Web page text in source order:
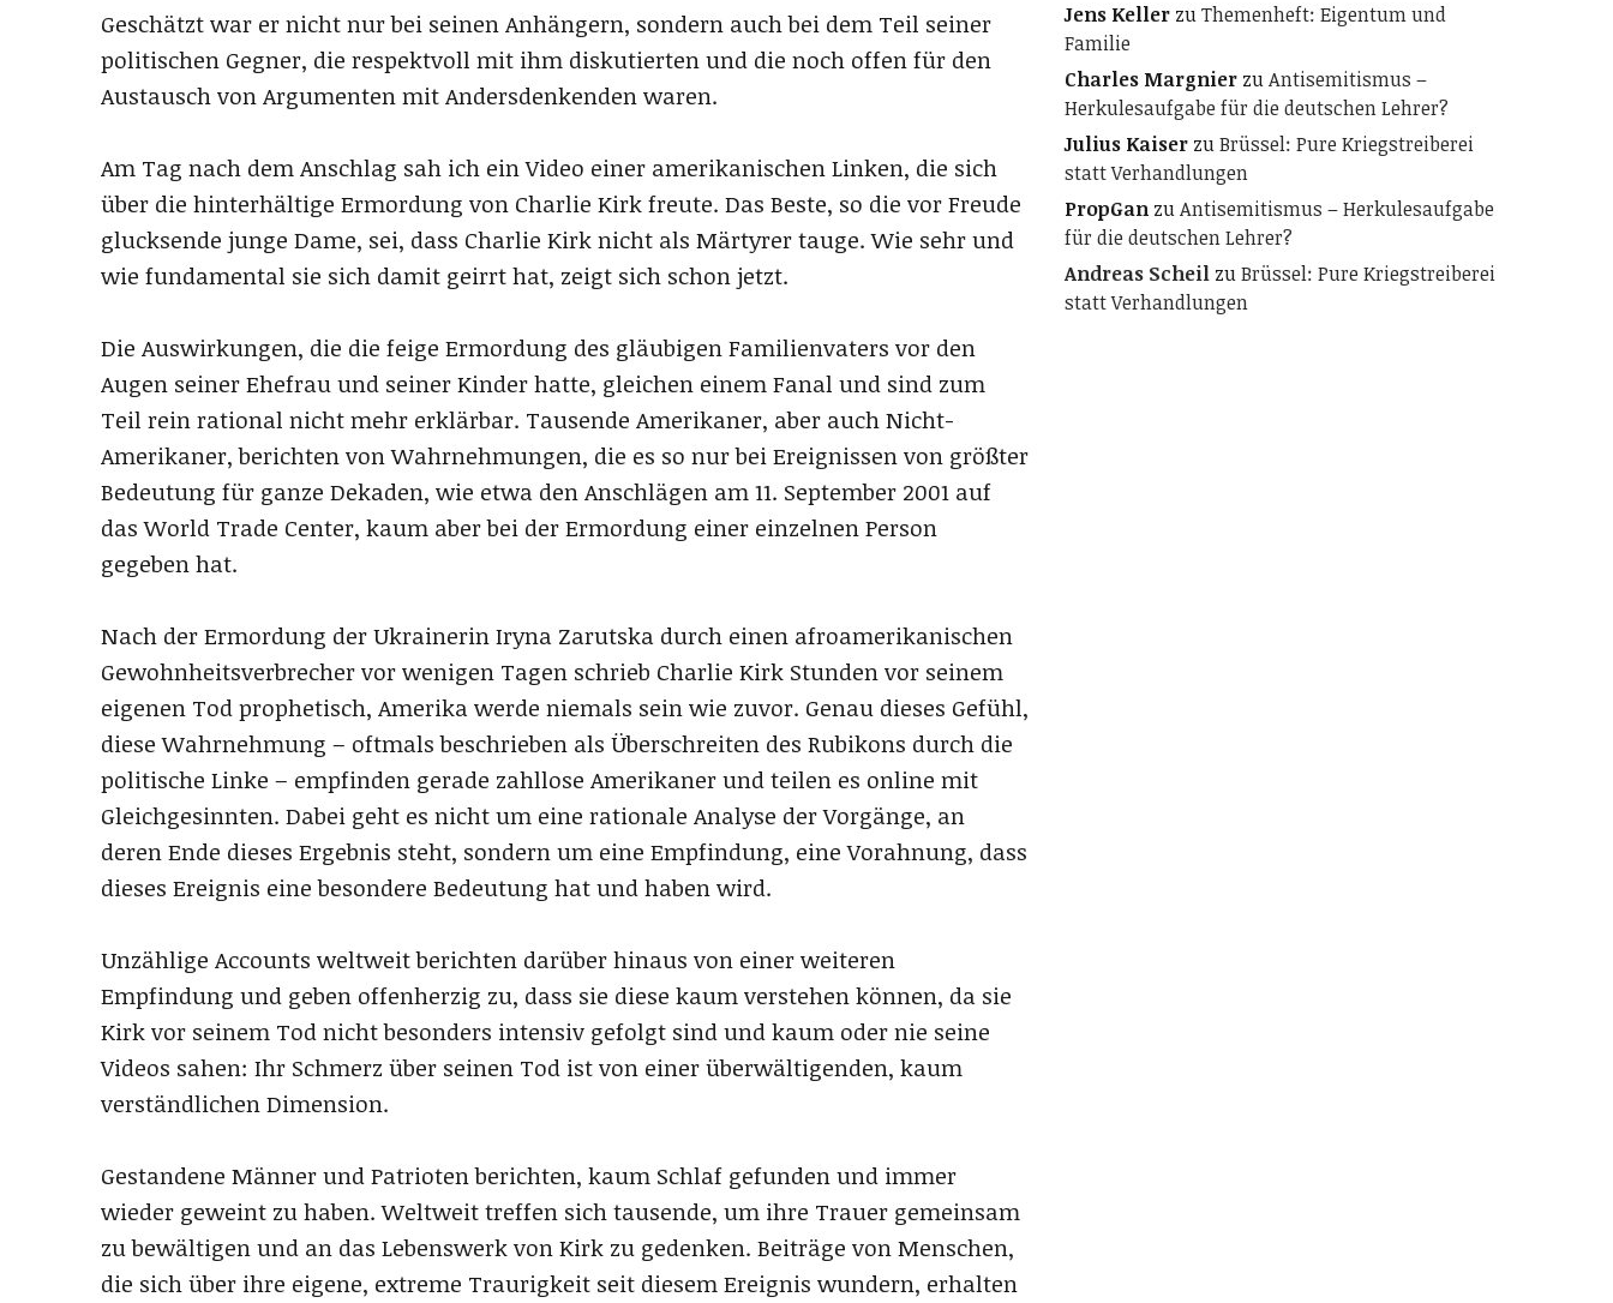
Geschätzt war er nicht nur bei seinen Anhängern, sondern auch bei dem Teil seiner
politischen Gegner, die respektvoll mit ihm diskutierten und die noch offen für den
Austausch von Argumenten mit Andersdenkenden waren.
Am Tag nach dem Anschlag sah ich ein Video einer amerikanischen Linken, die sich
über die hinterhältige Ermordung von Charlie Kirk freute. Das Beste, so die vor Freude
glucksende junge Dame, sei, dass Charlie Kirk nicht als Märtyrer tauge. Wie sehr und
wie fundamental sie sich damit geirrt hat, zeigt sich schon jetzt.
Die Auswirkungen, die die feige Ermordung des gläubigen Familienvaters vor den
Augen seiner Ehefrau und seiner Kinder hatte, gleichen einem Fanal und sind zum
Teil rein rational nicht mehr erklärbar. Tausende Amerikaner, aber auch Nicht-
Amerikaner, berichten von Wahrnehmungen, die es so nur bei Ereignissen von größter
Bedeutung für ganze Dekaden, wie etwa den Anschlägen am 11. September 2001 auf
das World Trade Center, kaum aber bei der Ermordung einer einzelnen Person
gegeben hat.
Nach der Ermordung der Ukrainerin Iryna Zarutska durch einen afroamerikanischen
Gewohnheitsverbrecher vor wenigen Tagen schrieb Charlie Kirk Stunden vor seinem
eigenen Tod prophetisch, Amerika werde niemals sein wie zuvor. Genau dieses Gefühl,
diese Wahrnehmung – oftmals beschrieben als Überschreiten des Rubikons durch die
politische Linke – empfinden gerade zahllose Amerikaner und teilen es online mit
Gleichgesinnten. Dabei geht es nicht um eine rationale Analyse der Vorgänge, an
deren Ende dieses Ergebnis steht, sondern um eine Empfindung, eine Vorahnung, dass
dieses Ereignis eine besondere Bedeutung hat und haben wird.
Unzählige Accounts weltweit berichten darüber hinaus von einer weiteren
Empfindung und geben offenherzig zu, dass sie diese kaum verstehen können, da sie
Kirk vor seinem Tod nicht besonders intensiv gefolgt sind und kaum oder nie seine
Videos sahen: Ihr Schmerz über seinen Tod ist von einer überwältigenden, kaum
verständlichen Dimension.
Gestandene Männer und Patrioten berichten, kaum Schlaf gefunden und immer
wieder geweint zu haben. Weltweit treffen sich tausende, um ihre Trauer gemeinsam
zu bewältigen und an das Lebenswerk von Kirk zu gedenken. Beiträge von Menschen,
die sich über ihre eigene, extreme Traurigkeit seit diesem Ereignis wundern, erhalten
Jens KellerzuThemenheft: Eigentum und
Familie
Charles MargnierzuAntisemitismus –
Herkulesaufgabe für die deutschen Lehrer?
Julius KaiserzuBrüssel: Pure Kriegstreiberei
statt Verhandlungen
PropGanzuAntisemitismus – Herkulesaufgabe
für die deutschen Lehrer?
Andreas ScheilzuBrüssel: Pure Kriegstreiberei
statt Verhandlungen